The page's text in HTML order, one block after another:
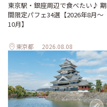
東京駅・銀座周辺で食べたい♪ 期
間限定パフェ34選【2026年8月～
10月】
東京都 2026.08.08